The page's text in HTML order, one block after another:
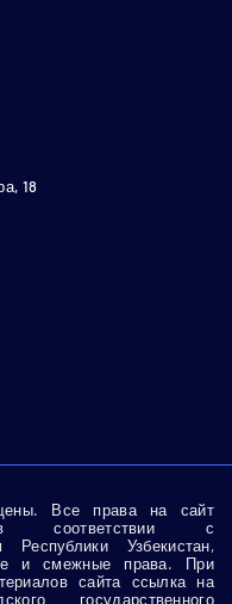
18
Все права на сайт
соответствии с
Республики Узбекистан,
и смежные права. При
сайта ссылка на
государственного